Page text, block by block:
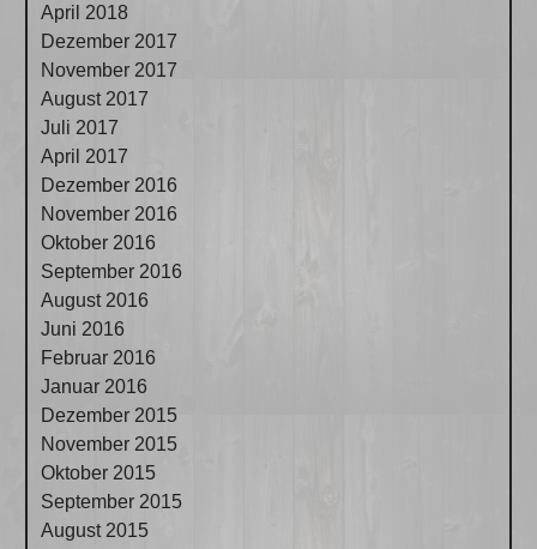
April 2018
Dezember 2017
November 2017
August 2017
Juli 2017
April 2017
Dezember 2016
November 2016
Oktober 2016
September 2016
August 2016
Juni 2016
Februar 2016
Januar 2016
Dezember 2015
November 2015
Oktober 2015
September 2015
August 2015